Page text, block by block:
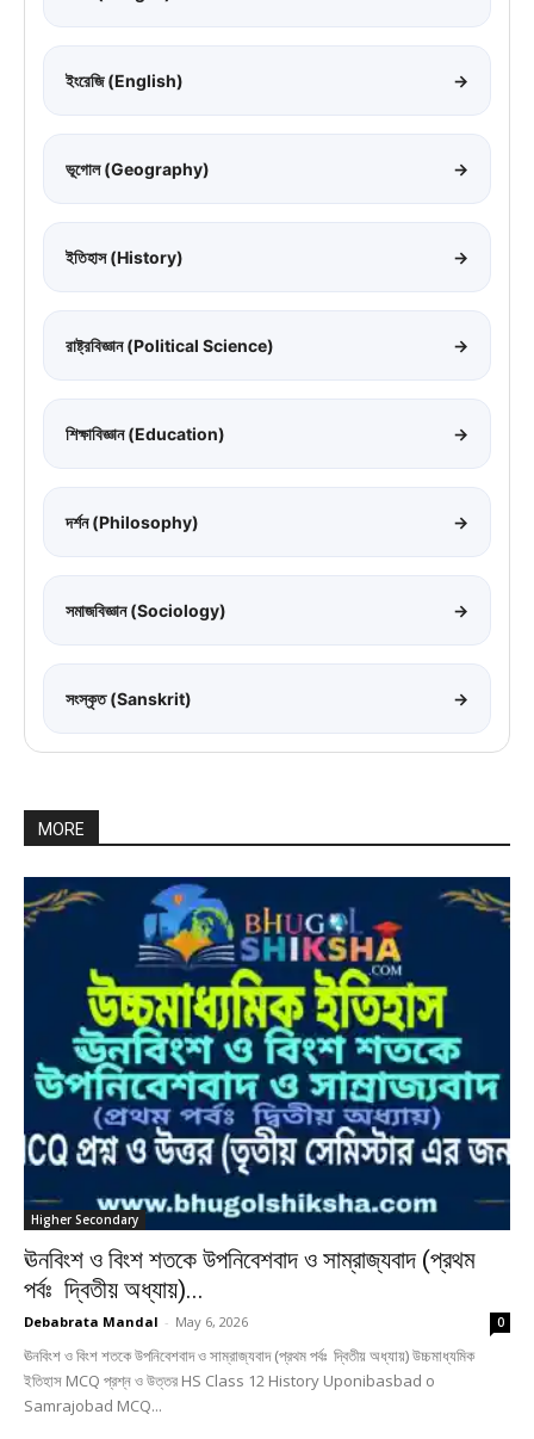
ইংরেজি (English) →
ভূগোল (Geography) →
ইতিহাস (History) →
রাষ্ট্রবিজ্ঞান (Political Science) →
শিক্ষাবিজ্ঞান (Education) →
দর্শন (Philosophy) →
সমাজবিজ্ঞান (Sociology) →
সংস্কৃত (Sanskrit) →
MORE
Higher Secondary
ঊনবিংশ ও বিংশ শতকে উপনিবেশবাদ ও সাম্রাজ্যবাদ (প্রথম
পর্বঃ দ্বিতীয় অধ্যায়)...
Debabrata Mandal - May 6, 2026 0
ঊনবিংশ ও বিংশ শতকে উপনিবেশবাদ ও সাম্রাজ্যবাদ (প্রথম পর্বঃ দ্বিতীয় অধ্যায়) উচ্চমাধ্যমিক
ইতিহাস MCQ প্রশ্ন ও উত্তর HS Class 12 History Uponibasbad o
Samrajobad MCQ...